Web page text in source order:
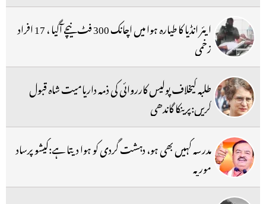
ایئر انڈیا کا طیارہ ہوا میں اچانک 300 فٹ نیچے آگیا ، 17 افراد
زخمی
طلبہ کیخلاف پولیس کارروائی کی ذمہ داریامیت شاہ قبول
کریں:پرینکا گاندھی
مدرسہ کہیں بھی ہو، دہشت گردی کو ہوا دیتا ہے:کیشو پرساد
موریہ